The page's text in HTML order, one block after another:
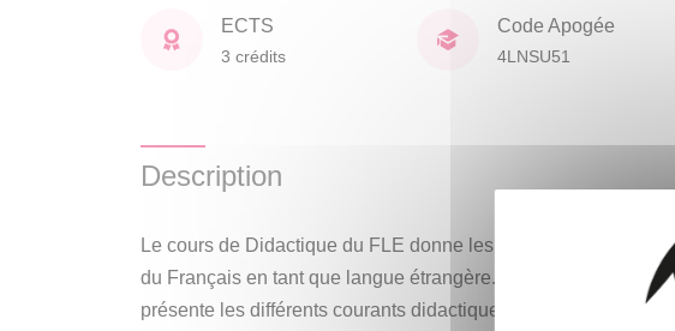
ECTS
3 crédits
Code Apogée
4LNSU51
Description
Le cours de Didactique du FLE donne les clefs essentielles à
du Français en tant que langue étrangère. Ce cours pré-
présente les différents courants didactiques, les critères